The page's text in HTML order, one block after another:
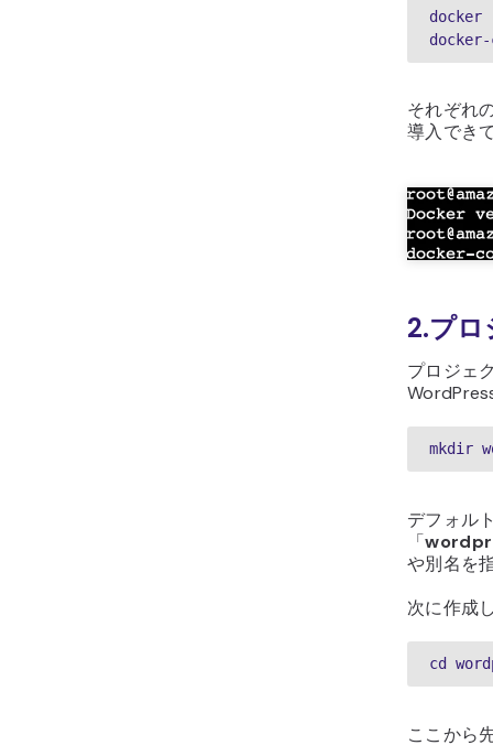
docker
それぞれ
導入でき
2.プ
プロジェ
mkdir
デフォル
「
や別名を
次に作成
cd
ここから